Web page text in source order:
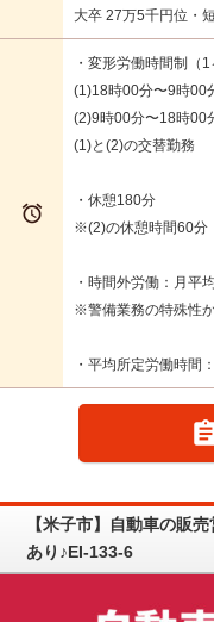
大卒 27万5千円位・

・変形労働時間制（1
(1)18時00分〜9時00
(2)9時00分〜18時00
(1)と(2)の交替勤務
・休憩180分
※(2)の休憩時間60分
・時間外労働：月平
※警備業務の特殊性
・平均所定労働時間
【米子市】自動車の販
あり♪EI-133-6